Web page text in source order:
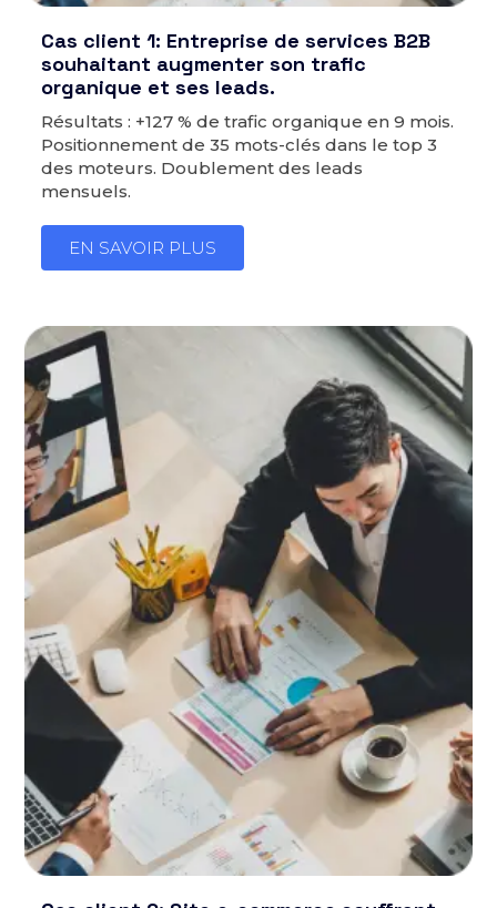
Cas client 1: Entreprise de services B2B
souhaitant augmenter son trafic
organique et ses leads.
Résultats : +127 % de trafic organique en 9 mois.
Positionnement de 35 mots-clés dans le top 3
des moteurs. Doublement des leads
mensuels.
EN SAVOIR PLUS